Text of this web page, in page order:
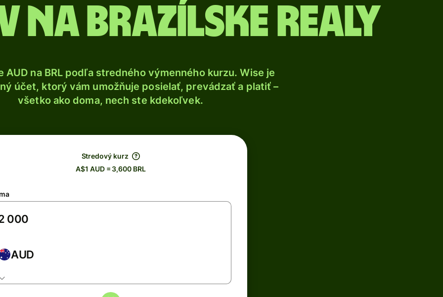
brazílske realy
AUD na BRL podľa stredného výmenného kurzu. Wise je
účet, ktorý vám umožňuje posielať, prevádzať a platiť –
všetko ako doma, nech ste kdekoľvek.
Stredový kurz
A$1 AUD = 3,600 BRL
AUD